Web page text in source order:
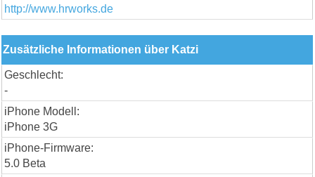
http://www.hrworks.de
Zusätzliche Informationen über Katzi
Geschlecht:
-
iPhone Modell:
iPhone 3G
iPhone-Firmware:
5.0 Beta